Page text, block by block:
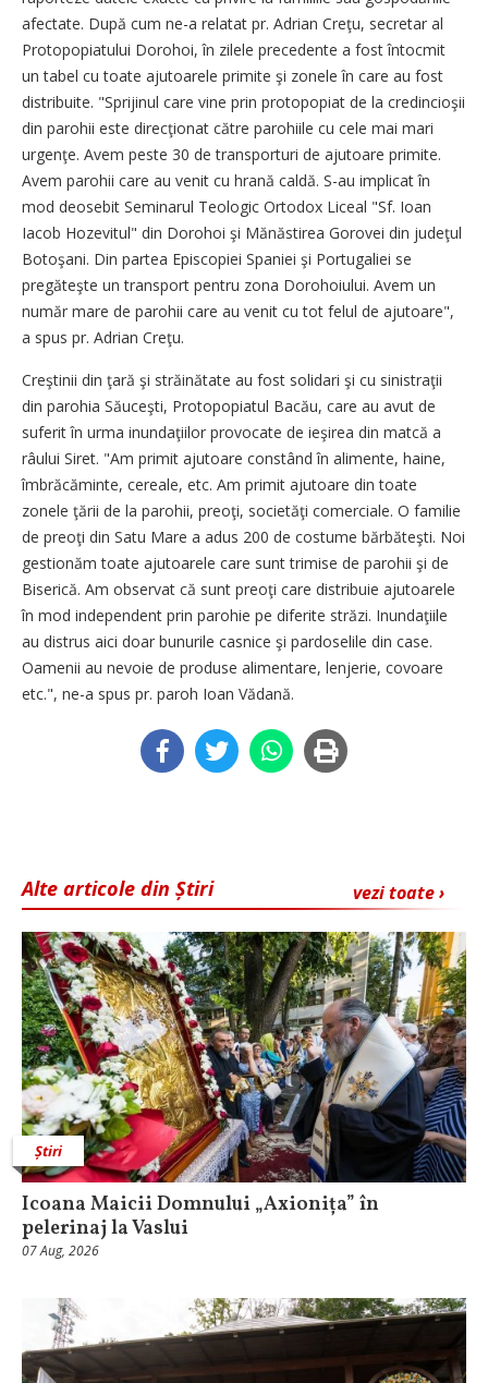
afectate. După cum ne-a relatat pr. Adrian Creţu, secretar al
Protopopiatului Dorohoi, în zilele precedente a fost întocmit
un tabel cu toate ajutoarele primite şi zonele în care au fost
distribuite. "Sprijinul care vine prin protopopiat de la credincioşii
din parohii este direcţionat către parohiile cu cele mai mari
urgenţe. Avem peste 30 de transporturi de ajutoare primite.
Avem parohii care au venit cu hrană caldă. S-au implicat în
mod deosebit Seminarul Teologic Ortodox Liceal "Sf. Ioan
Iacob Hozevitul" din Dorohoi şi Mănăstirea Gorovei din judeţul
Botoşani. Din partea Episcopiei Spaniei şi Portugaliei se
pregăteşte un transport pentru zona Dorohoiului. Avem un
număr mare de parohii care au venit cu tot felul de ajutoare",
a spus pr. Adrian Creţu.
Creştinii din ţară şi străinătate au fost solidari şi cu sinistraţii
din parohia Săuceşti, Protopopiatul Bacău, care au avut de
suferit în urma inundaţiilor provocate de ieşirea din matcă a
râului Siret. "Am primit ajutoare constând în alimente, haine,
îmbrăcăminte, cereale, etc. Am primit ajutoare din toate
zonele ţării de la parohii, preoţi, societăţi comerciale. O familie
de preoţi din Satu Mare a adus 200 de costume bărbăteşti. Noi
gestionăm toate ajutoarele care sunt trimise de parohii şi de
Biserică. Am observat că sunt preoţi care distribuie ajutoarele
în mod independent prin parohie pe diferite străzi. Inundaţiile
au distrus aici doar bunurile casnice şi pardoselile din case.
Oamenii au nevoie de produse alimentare, lenjerie, covoare
etc.", ne-a spus pr. paroh Ioan Vădană.
vezi toate ›
Alte articole din Știri
Știri
Icoana Maicii Domnului „Axionița” în
pelerinaj la Vaslui
07 Aug, 2026